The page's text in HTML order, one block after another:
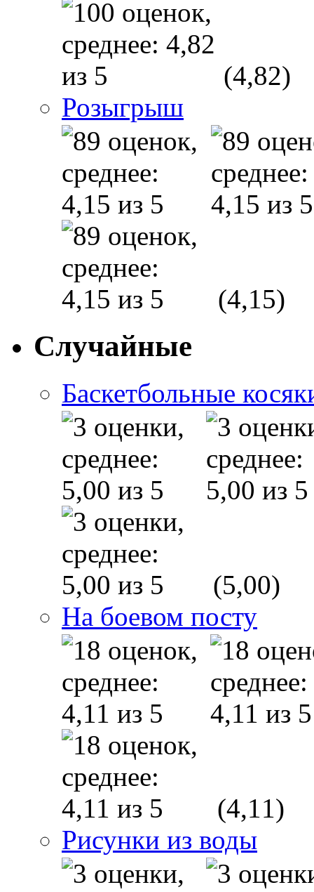
(4,82)
Розыгрыш
(4,15)
Случайные
Баскетбольные
(5,00)
На боевом посту
(4,11)
Рисунки из воды